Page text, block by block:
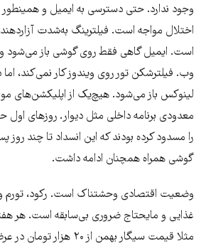
وجود ندارد. حتی دسترسی به ایمیل و
اختلال مواجه است. فیلترینگ به‌شدت
است. ایمیل گاهی فقط روی گوشی باز می‌شود
وب. فیلترشکن تور روی ویندوز کار نمی‌کند،
لینوکس باز می‌شود. هیچ‌یک از اپلیکشن‌های
معدودی برنامه داخلی مثل دیوار. روزهای اول
را مسدود کرده بودند که این انسداد تا چند روز
گوشی همراه همچنان ادامه داشت.
وضعیت اقتصادی وحشتناک است. رکود، تورم
غذایی و مایحتاج ضروری بی‌سابقه است. هر